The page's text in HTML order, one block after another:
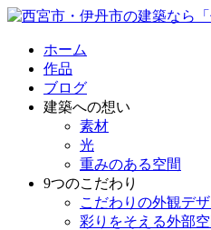
ホーム
作品
ブログ
建築への想い
素材
光
重みのある空間
9つのこだわり
こだわりの外観デ
彩りをそえる外部